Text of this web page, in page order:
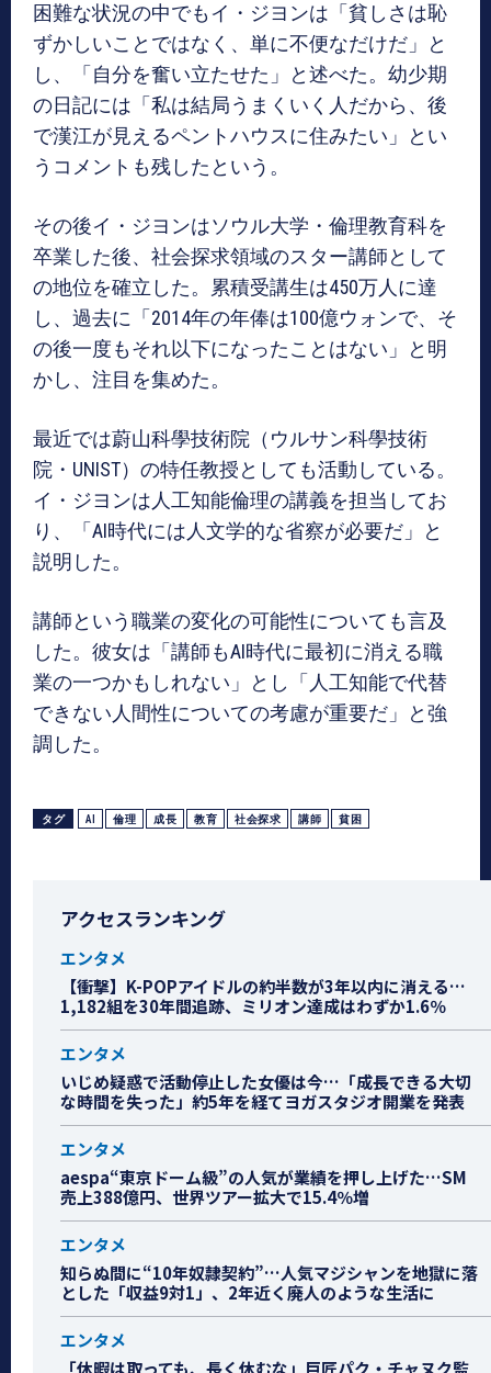
困難な状況の中でもイ・ジヨンは「貧しさは恥
ずかしいことではなく、単に不便なだけだ」と
し、「自分を奮い立たせた」と述べた。幼少期
の日記には「私は結局うまくいく人だから、後
で漢江が見えるペントハウスに住みたい」とい
うコメントも残したという。
その後イ・ジヨンはソウル大学・倫理教育科を
卒業した後、社会探求領域のスター講師として
の地位を確立した。累積受講生は450万人に達
し、過去に「2014年の年俸は100億ウォンで、そ
の後一度もそれ以下になったことはない」と明
かし、注目を集めた。
最近では蔚山科學技術院（ウルサン科學技術
院・UNIST）の特任教授としても活動している。
イ・ジヨンは人工知能倫理の講義を担当してお
り、「AI時代には人文学的な省察が必要だ」と
説明した。
講師という職業の変化の可能性についても言及
した。彼女は「講師もAI時代に最初に消える職
業の一つかもしれない」とし「人工知能で代替
できない人間性についての考慮が重要だ」と強
調した。
タグ AI 倫理 成長 教育 社会探求 講師 貧困
アクセスランキング
エンタメ
【衝撃】K-POPアイドルの約半数が3年以内に消える…
1,182組を30年間追跡、ミリオン達成はわずか1.6％
エンタメ
いじめ疑惑で活動停止した女優は今…「成長できる大切
な時間を失った」約5年を経てヨガスタジオ開業を発表
エンタメ
aespa“東京ドーム級”の人気が業績を押し上げた…SM
売上388億円、世界ツアー拡大で15.4％増
エンタメ
知らぬ間に“10年奴隷契約”…人気マジシャンを地獄に落
とした「収益9対1」、2年近く廃人のような生活に
エンタメ
「休暇は取っても、長く休むな」巨匠パク・チャヌク監